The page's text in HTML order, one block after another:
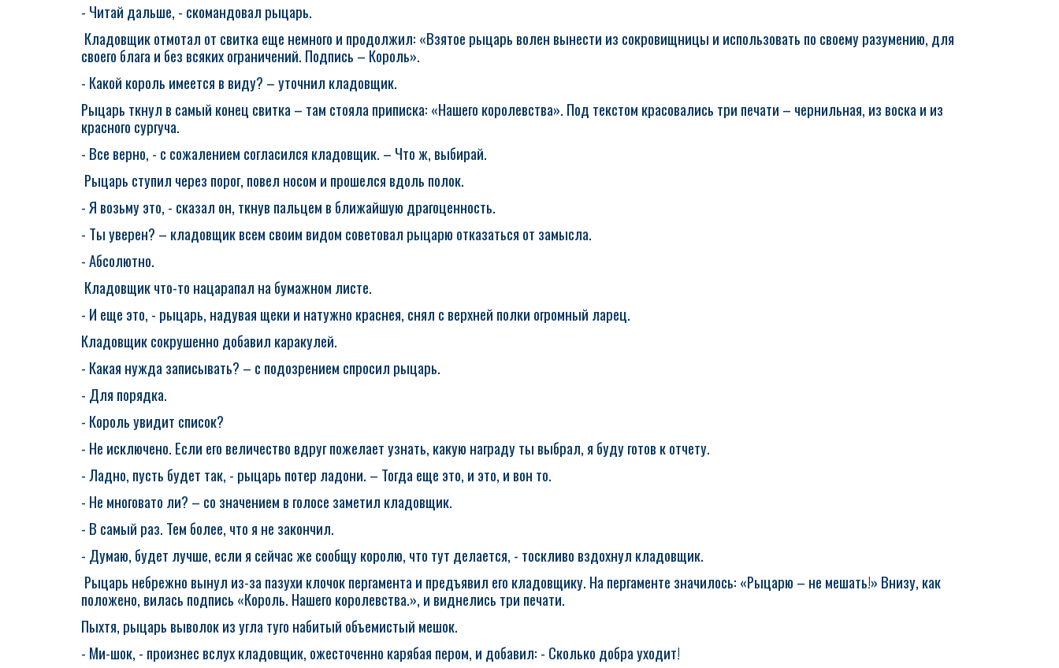
- Читай дальше, - скомандовал рыцарь.
Кладовщик отмотал от свитка еще немного и продолжил: «Взятое рыцарь волен вынести из сокровищницы и использовать по своему разумению, для
своего блага и без всяких ограничений. Подпись – Король».
- Какой король имеется в виду? – уточнил кладовщик.
Рыцарь ткнул в самый конец свитка – там стояла приписка: «Нашего королевства». Под текстом красовались три печати – чернильная, из воска и из
красного сургуча.
- Все верно, - с сожалением согласился кладовщик. – Что ж, выбирай.
Рыцарь ступил через порог, повел носом и прошелся вдоль полок.
- Я возьму это, - сказал он, ткнув пальцем в ближайшую драгоценность.
- Ты уверен? – кладовщик всем своим видом советовал рыцарю отказаться от замысла.
- Абсолютно.
Кладовщик что-то нацарапал на бумажном листе.
- И еще это, - рыцарь, надувая щеки и натужно краснея, снял с верхней полки огромный ларец.
Кладовщик сокрушенно добавил каракулей.
- Какая нужда записывать? – с подозрением спросил рыцарь.
- Для порядка.
- Король увидит список?
- Не исключено. Если его величество вдруг пожелает узнать, какую награду ты выбрал, я буду готов к отчету.
- Ладно, пусть будет так, - рыцарь потер ладони. – Тогда еще это, и это, и вон то.
- Не многовато ли? – со значением в голосе заметил кладовщик.
- В самый раз. Тем более, что я не закончил.
- Думаю, будет лучше, если я сейчас же сообщу королю, что тут делается, - тоскливо вздохнул кладовщик.
Рыцарь небрежно вынул из-за пазухи клочок пергамента и предъявил его кладовщику. На пергаменте значилось: «Рыцарю – не мешать!» Внизу, как
положено, вилась подпись «Король. Нашего королевства.», и виднелись три печати.
Пыхтя, рыцарь выволок из угла туго набитый объемистый мешок.
- Ми-шок, - произнес вслух кладовщик, ожесточенно карябая пером, и добавил: - Сколько добра уходит!